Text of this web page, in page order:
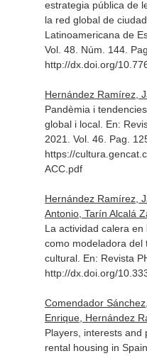
estrategia pública de
la red global de
Latinoamericana de
Vol. 48. Núm. 144.
http://dx.doi.org/
Hernández Ramírez,
Pandèmia i
global i local. En:
2021. Vol. 46. Pag.
https://
ACC.pdf
Hernández Ramírez,
Antonio, Tarín Alcalá
La actividad calera
como modeladora del
cultural. En: Revista
http://dx.doi.org/
Comendador
Enrique, Hernández
Players, interests and
rental housing in